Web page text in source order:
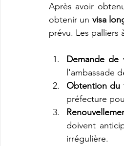
Après avoir
obtenir un visa
prévu. Les palliers
Demande de
l'ambassade
Obtention du
préfecture
doivent
irrégulière.